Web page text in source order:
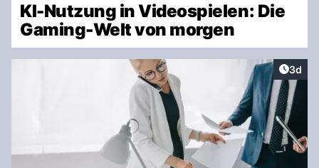
KI-Nutzung in Videospielen: Die
Gaming-Welt von morgen
3d